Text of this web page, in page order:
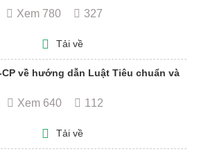
Xem 780 327
Tải về
về hướng dẫn Luật Tiêu chuẩn và
Xem 640 112
Tải về